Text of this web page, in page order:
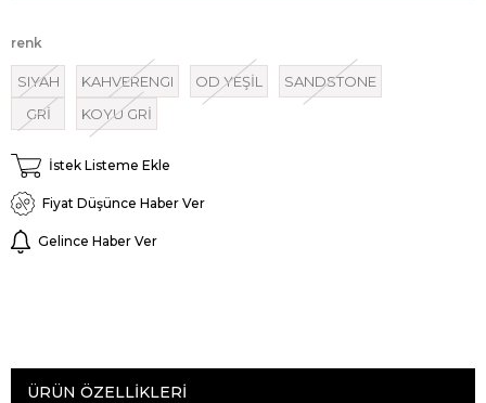
renk
SIYAH KAHVERENGI OD YEŞİL
SANDSTONE
GRİ
KOYU GRİ
İstek Listeme Ekle
Fiyat Düşünce Haber Ver
Gelince Haber Ver
ÜRÜN ÖZELLIKLERI